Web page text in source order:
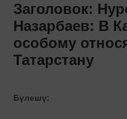
Заголовок:
Назарбаев: В
особому
Татарстану
Бүлешү: